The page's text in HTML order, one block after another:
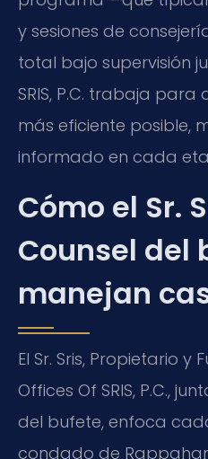
y sesiones de
total bajo supervisión
SRIS, P.C. trabaja
más eficiente posible,
informado en cada
Cómo el Sr.
Counsel del
manejan
El Sr. Sris, Propietario y
Offices Of SRIS, P.C.,
del bufete, enfoca
condado de